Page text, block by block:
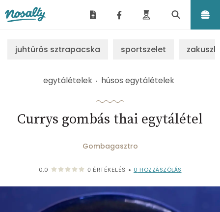
juhtúrós sztrapacska sportszelet
egytálételek húsos egytálételek
Currys gombás thai egytálétel
Gombagasztro
0,0 0 ÉRTÉKELÉS • 0 HOZZÁSZÓLÁS